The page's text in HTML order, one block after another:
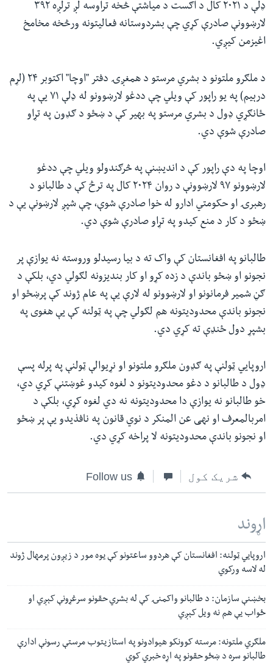
ډلې د ۲۰۲۱ کال د اګست د میاشتې څخه تراوسه لږ ترلږه ۳۹۲
لارښوونې صادرې کړي چې بشردوستانه فعالیتونه ورڅخه مخامخ
اغیزمن کیږي.
د ملګرو ملتونو د بشري مرستو د همغږۍ دفتر "اوچا" اکتوبر ۲۴ (لړم
درېیم) په یو راپور کې ویلي چې ددغو لارښوونو له ډلې ۷۱ یې په
ځانګړي ډول د بشري مرستو په بهیر کې د ښځو د ګډون په تړاو
صادرې شوې دي.
اوچا په دې راپور کې د اندیښنې په څرګندولو ویلي چې ددغو
لارښوونو ۹۷ لارښوونې د روان ۲۰۲۴ کال په ترڅ کې د طالبانو د
رهبرۍ او حکومتي ادارو له خوا صادرې شوې، چې شپږ لارښونې یې د
ښځو د کار د منع کیدو په تړاو صادرې شوې دي.
طالبانو په افغانستان کې واک ته د بیا رسیدلو وروسته نه یوازې پر
نجونو او ښځو باندې د زده کړو او کار بندیزونه لګولي دي، بلکې د
ګڼ شمیر فرمانونو او لارښوونو له لارې یې په عام ژوند کې پرښځو او
نجونو باندې محدودیتونه هم لګولي چې په ټولنه کې یې هغوی په
بشپړ دول ځنډې ته کړي دي.
اروپايي ټولنې په ګډون ملګرو ملتونو او نړیوالې ټولنې په پرله پسې
ډول د طالبانو د دغو محدودیتونو د لغوه کیدو غوښتنې کړي دي،
خو طالبانو نه یوازې دا محدودیتونه نه دي لغوه کړي، بلکې د
امربالمعرف او نهی عن المنکر د نوي قانون په نافذیدو یې پر ښځو
او نجونو باندې محدودیتونه لا پراخه کړي دي.
شریک کول Follow us
اړوند
اروپايي ټولنه: افغانستان کې هردوو ساعتونو کې یوه مور د زیږون پرمهال ژوند
له لاسه ورکوي
بخښنې سازمان: د طالبانو واکمنۍ کې له بشري حقونو سرغړونې کېږي او
ځواب یې هم نه ویل کېږي
ملګري ملتونه: مرسته کوونکو هیوادونو په استازیتوب مرستې رسونې ادارې
طالبانو سره د ښځو حقونو په اړه خبري کوي